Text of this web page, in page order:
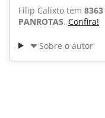
Filip Calixto tem 8363
PANROTAS. Confira!
Sobre o autor